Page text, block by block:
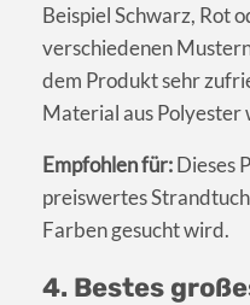
Beispiel Schwarz, Rot
verschiedenen
dem Produkt sehr
Material aus Polyester
Empfohlen für:Dieses
preiswertes
Farben gesucht wird.
4. Bestes